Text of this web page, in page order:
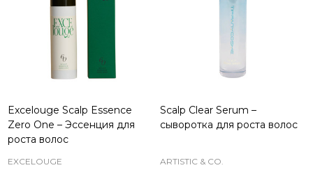
Excelouge Scalp Essence
Zero One – Эссенция для
роста волос
EXCELOUGE
Scalp Clear Serum –
сыворотка для роста волос
ARTISTIC & CO.